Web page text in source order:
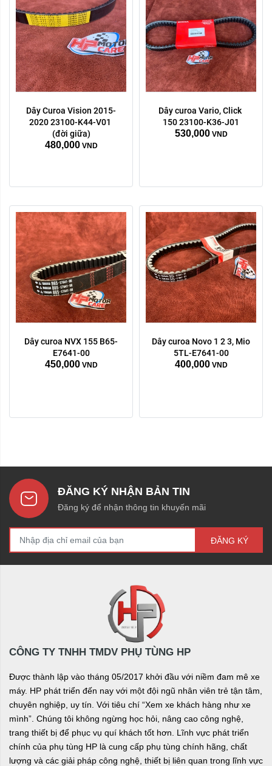
Dây Curoa Vision 2015-
2020 23100-K44-V01
(đời giữa)
480,000 VND
Dây curoa Vario, Click
150 23100-K36-J01
530,000 VND
Dây curoa NVX 155 B65-
E7641-00
450,000 VND
Dây curoa Novo 1 2 3, Mio
5TL-E7641-00
400,000 VND
ĐĂNG KÝ NHẬN BẢN TIN
Đăng ký để nhận thông tin khuyến mãi
ĐĂNG KÝ
CÔNG TY TNHH TMDV PHỤ TÙNG HP
Được thành lập vào tháng 05/2017 khởi đầu với niềm đam mê xe
máy. HP phát triển đến nay với một đội ngũ nhân viên trẻ tận tâm,
chuyên nghiệp, uy tín. Với tiêu chí “Xem xe khách hàng như xe
mình”. Chúng tôi không ngừng học hỏi, nâng cao công nghệ,
trang thiết bị để phục vụ quí khách tốt hơn. Lĩnh vực phát triển
chính của phụ tùng HP là cung cấp phụ tùng chính hãng, chất
lượng và các giải pháp công nghệ, thiết bị liên quan trong lĩnh vực